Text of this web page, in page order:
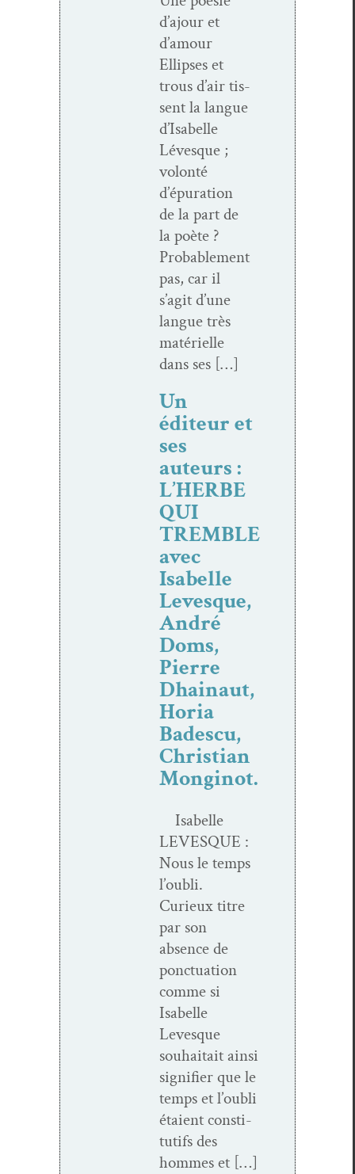
d’ajour et
d’amour
Ellipses et
trous d’air tis­
sent la langue
d’Isabelle
Lévesque ;
volon­té
d’épuration
de la part de
la poète ?
Prob­a­ble­ment
pas, car il
s’agit d’une
langue très
matérielle
dans ses […]
Un
éditeur et
ses
auteurs :
L’HERBE
QUI
TREMBLE
avec
Isabelle
Levesque,
André
Doms,
Pierre
Dhainaut,
Horia
Badescu,
Christian
Monginot.
Isabelle
LEVESQUE :
Nous le temps
l’ou­bli.
Curieux titre
par son
absence de
ponc­tu­a­tion
comme si
Isabelle
Levesque
souhaitait ain­si
sig­ni­fi­er que le
temps et l’ou­bli
étaient con­sti­
tu­tifs des
hommes et […]